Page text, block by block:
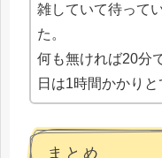
雑していて待って
た。
何も無ければ20分
日は1時間かかりと
まとめ